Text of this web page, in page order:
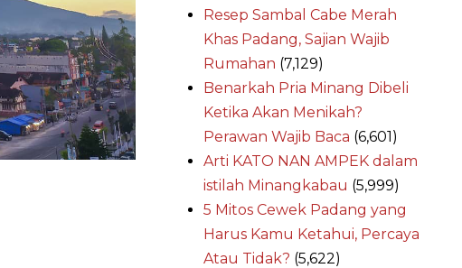
Resep Sambal Cabe Merah
Khas Padang, Sajian Wajib
Rumahan (7,129)
Benarkah Pria Minang Dibeli
Ketika Akan Menikah?
Perawan Wajib Baca (6,601)
Arti KATO NAN AMPEK dalam
istilah Minangkabau (5,999)
5 Mitos Cewek Padang yang
Harus Kamu Ketahui, Percaya
Atau Tidak? (5,622)